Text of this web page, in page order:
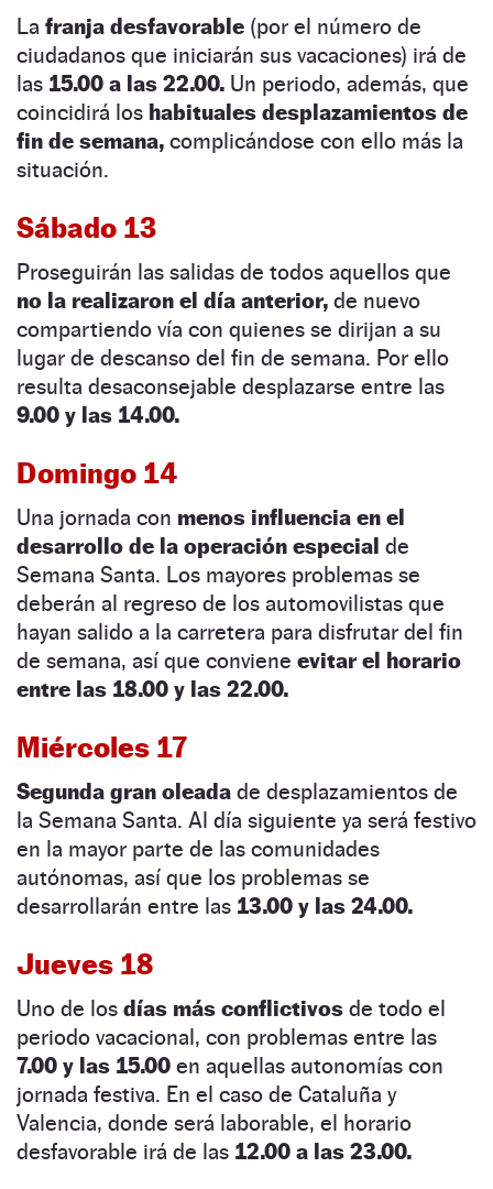
La franja desfavorable (por el número de
ciudadanos que iniciarán sus vacaciones) irá de
las 15.00 a las 22.00. Un periodo, además, que
coincidirá los habituales desplazamientos de
fin de semana, complicándose con ello más la
situación.
Sábado 13
Proseguirán las salidas de todos aquellos que
no la realizaron el día anterior, de nuevo
compartiendo vía con quienes se dirijan a su
lugar de descanso del fin de semana. Por ello
resulta desaconsejable desplazarse entre las
9.00 y las 14.00.
Domingo 14
Una jornada con menos influencia en el
desarrollo de la operación especial de
Semana Santa. Los mayores problemas se
deberán al regreso de los automovilistas que
hayan salido a la carretera para disfrutar del fin
de semana, así que conviene evitar el horario
entre las 18.00 y las 22.00.
Miércoles 17
Segunda gran oleada de desplazamientos de
la Semana Santa. Al día siguiente ya será festivo
en la mayor parte de las comunidades
autónomas, así que los problemas se
desarrollarán entre las 13.00 y las 24.00.
Jueves 18
Uno de los días más conflictivos de todo el
periodo vacacional, con problemas entre las
7.00 y las 15.00 en aquellas autonomías con
jornada festiva. En el caso de Cataluña y
Valencia, donde será laborable, el horario
desfavorable irá de las 12.00 a las 23.00.